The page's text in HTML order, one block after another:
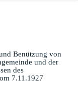
Benützung von
und der
des
7.11.1927